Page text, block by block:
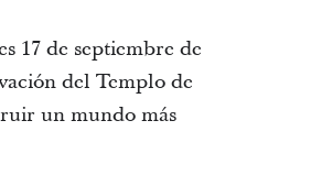
17 de septiembre de
del Templo de
un mundo más